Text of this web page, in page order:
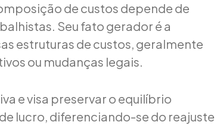
de custos depende de
Seu fato gerador é a
estruturas de custos, geralmente
ou mudanças legais.
e visa preservar o equilíbrio
lucro, diferenciando-se do reajuste